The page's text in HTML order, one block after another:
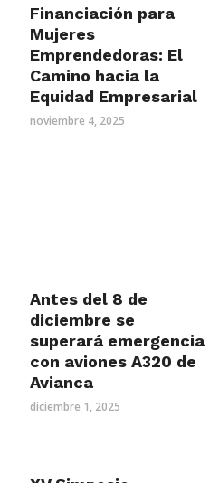
Financiación para
Mujeres
Emprendedoras: El
Camino hacia la
Equidad Empresarial
noviembre 4, 2025
Antes del 8 de
diciembre se
superará emergencia
con aviones A320 de
Avianca
diciembre 1, 2025